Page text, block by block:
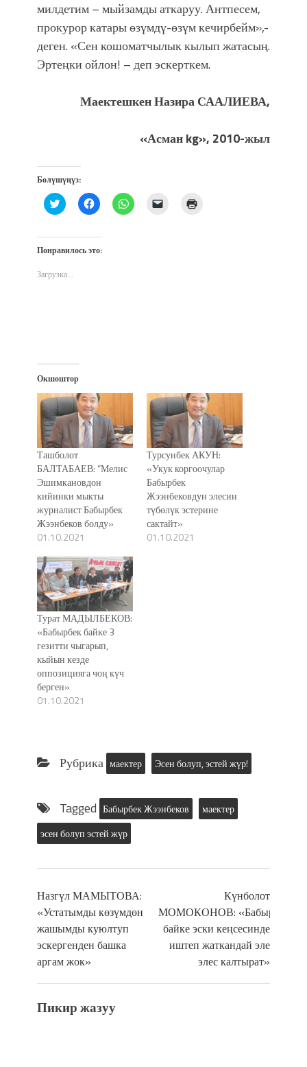
милдетим – мыйзамды аткаруу. Антпесем,
прокурор катары өзүмдү-өзүм кечирбейм»,-
деген. «Сен кошоматчылык кылып жатасың.
Эртеңки ойлон! – деп эскерткем.
Маектешкен Назира СААЛИЕВА,
«Асманkg», 2010-жыл
Бөлүшүңүз:
Нажмите,
чтобы
Twitter
(Открывается
в
окне)
Нажмите,
чтобы
Facebook
(Открывается
в
Нажмите,
чтобы
Послать
ссылку
Понравилось это:
Загрузка...
Окшоштор
Ташболот
БАЛТАБАЕВ: “Мелис
Эшимкановдон
кийинки мыкты
журналист Бабырбек
Жээнбеков болду»
01.10.2021
Турсунбек АКУН:
«Укук коргоочулар
Бабырбек
Жээнбековдун элесин
түбөлүк эстерине
сактайт»
01.10.2021
Турат МАДЫЛБЕКОВ:
«Бабырбек байке 3
гезитти чыгарып,
кыйын кезде
оппозицияга чоң күч
берген»
01.10.2021
Рубрика маектер Эсен болуп, эстей жүр!
Tagged Бабырбек Жээнбеков
маектер
эсен болуп эстей жүр
Назгүл МАМЫТОВА:
«Устатымды көзүмдөн
жашымды куюлтуп
эскергенден башка
аргам жок»
Күнболот
МОМОКОНОВ: «Бабыр
байке эски кеңсесинде
иштеп жаткандай эле
элес калтырат»
Пикир жазуу